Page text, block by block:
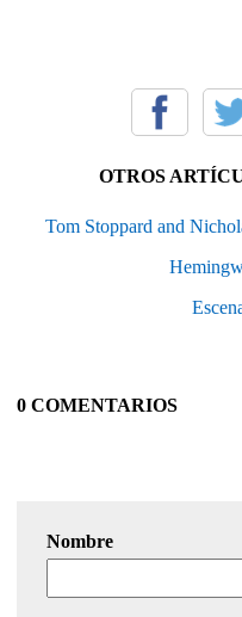
OTROS
Tom Stoppard and
0 COMENTARIOS
Nombre